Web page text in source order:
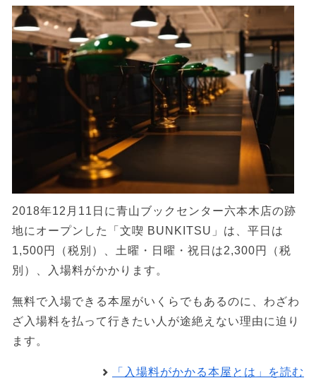
2018年12月11日に青山ブックセンター六本木店の跡
地にオープンした「文喫 BUNKITSU」は、平日は
1,500円（税別）、土曜・日曜・祝日は2,300円（税
別）、入場料がかかります。
無料で入場できる本屋がいくらでもあるのに、わざわ
ざ入場料を払って行きたい人が途絶えない理由に迫り
ます。
「入場料がかかる本屋とは」を読む